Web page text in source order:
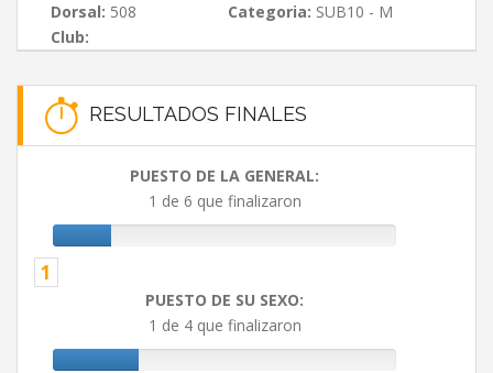
Dorsal: 508 Categoria: SUB10 - M
Club:
RESULTADOS FINALES
PUESTO DE LA GENERAL:
1 de 6 que finalizaron
1
PUESTO DE SU SEXO:
1 de 4 que finalizaron